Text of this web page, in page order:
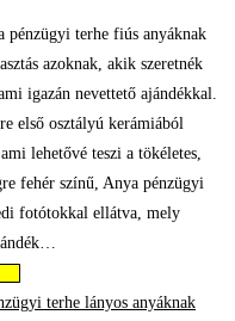
pénzügyi terhe fiús anyáknak
azoknak, akik szeretnék
igazán nevettető ajándékkal.
első osztályú kerámiából
lehetővé teszi a tökéletes,
fehér színű, Anya pénzügyi
fotótokkal ellátva, mely